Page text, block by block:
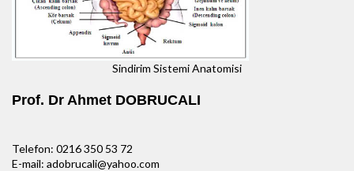
Sindirim Sistemi Anatomisi
Prof. Dr Ahmet DOBRUCALI
Telefon: 0216 350 53 72
E-mail: adobrucali@yahoo.com